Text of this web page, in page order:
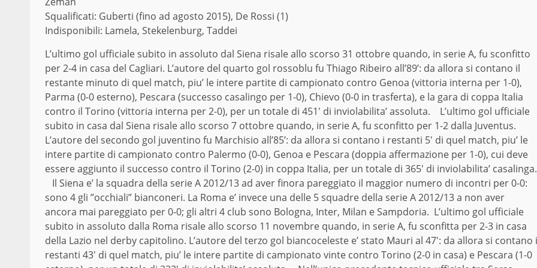
Squalificati: Guberti (fino ad agosto 2015), De Rossi (1)
Indisponibili: Lamela, Stekelenburg, Taddei
L’ultimo gol ufficiale subito in assoluto dal Siena risale allo scorso 31 ottobre quando, in serie A, fu sconfitto
per 2-4 in casa del Cagliari. L’autore del quarto gol rossoblu fu Thiago Ribeiro all’89’: da allora si contano il
restante minuto di quel match, piu’ le intere partite di campionato contro Genoa (vittoria interna per 1-0),
Parma (0-0 esterno), Pescara (successo casalingo per 1-0), Chievo (0-0 in trasferta), e la gara di coppa Italia
contro il Torino (vittoria interna per 2-0), per un totale di 451′ di inviolabilita’ assoluta. L’ultimo gol ufficiale
subito in casa dal Siena risale allo scorso 7 ottobre quando, in serie A, fu sconfitto per 1-2 dalla Juventus.
L’autore del secondo gol juventino fu Marchisio all’85’: da allora si contano i restanti 5′ di quel match, piu’ le
intere partite di campionato contro Palermo (0-0), Genoa e Pescara (doppia affermazione per 1-0), cui deve
essere aggiunto il successo contro il Torino (2-0) in coppa Italia, per un totale di 365′ di inviolabilita’ casalinga.
Il Siena e’ la squadra della serie A 2012/13 ad aver finora pareggiato il maggior numero di incontri per 0-0:
sono 4 gli ”occhiali” bianconeri. La Roma e’ invece una delle 5 squadre della serie A 2012/13 a non aver
ancora mai pareggiato per 0-0; gli altri 4 club sono Bologna, Inter, Milan e Sampdoria. L’ultimo gol ufficiale
subito in assoluto dalla Roma risale allo scorso 11 novembre quando, in serie A, fu sconfitta per 2-3 in casa
della Lazio nel derby capitolino. L’autore del terzo gol biancoceleste e’ stato Mauri al 47′: da allora si contano i
restanti 43′ di quel match, piu’ le intere partite di campionato vinte contro Torino (2-0 in casa) e Pescara (1-0